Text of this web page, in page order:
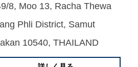
8, Moo 13, Racha Thewa
Phli District, Samut
10540, THAILAND